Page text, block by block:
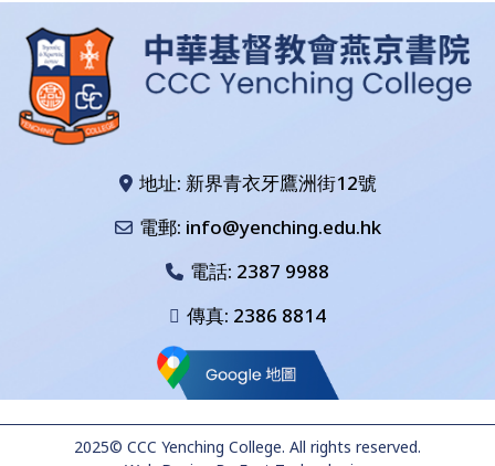
地址: 新界青衣牙鷹洲街12號
電郵: info@yenching.edu.hk
電話: 2387 9988
傳真: 2386 8814
2025© CCC Yenching College. All rights reserved.